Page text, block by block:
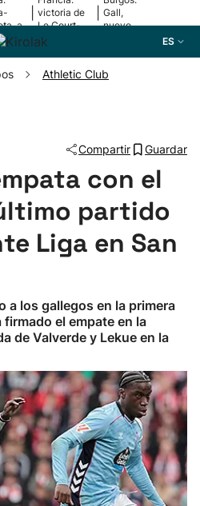
a
victoria de
Le Court-
Pienaar
Gall,
nuevo
ES
Athletic Club
Compartir Guardar
con el
partido
Liga en San
a los gallegos en la primera
el empate en la
de Valverde y Lekue en la